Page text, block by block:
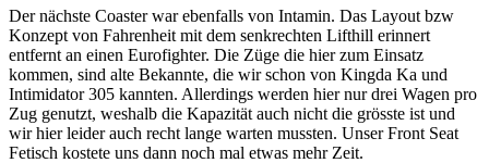
Der nächste Coaster war ebenfalls von Intamin. Das Layout bzw
Konzept von Fahrenheit mit dem senkrechten Lifthill erinnert
entfernt an einen Eurofighter. Die Züge die hier zum Einsatz
kommen, sind alte Bekannte, die wir schon von Kingda Ka und
Intimidator 305 kannten. Allerdings werden hier nur drei Wagen pro
Zug genutzt, weshalb die Kapazität auch nicht die grösste ist und
wir hier leider auch recht lange warten mussten. Unser Front Seat
Fetisch kostete uns dann noch mal etwas mehr Zeit.